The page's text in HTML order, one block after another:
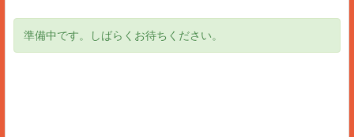
準備中です。しばらくお待ちください。